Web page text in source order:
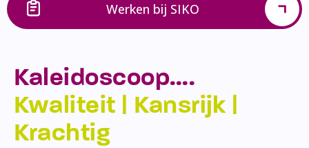
Werken bij SIKO
Kaleidoscoop….
Kwaliteit | Kansrijk |
Krachtig